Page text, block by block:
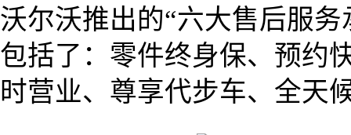
沃尔沃推出的“六大售后服
包括了：零件终身保、预约
时营业、尊享代步车、全天